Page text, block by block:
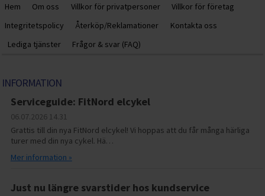
Hem Om oss Villkor för privatpersoner
Villkor för företag
Integritetspolicy
Återköp/Reklamationer
Kontakta oss
Lediga tjänster
Frågor & svar (FAQ)
INFORMATION
Serviceguide: FitNord elcykel
06.07.2026 14.31
Grattis till din nya FitNord elcykel! Vi hoppas att du får många härliga
turer med din nya cykel. Hä…
Mer information »
Just nu längre svarstider hos kundservice